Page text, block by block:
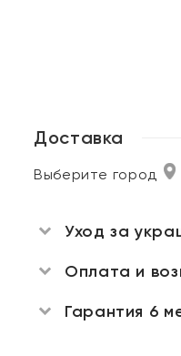
Доставка
Выберите город
Уход за
Оплата и
Гарантия 6